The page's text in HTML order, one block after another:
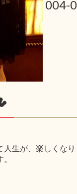
004-
生が、楽しくなり